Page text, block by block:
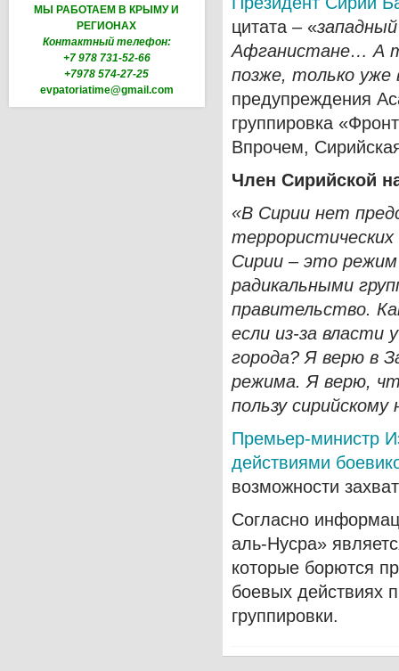
МЫ РАБОТАЕМ В КРЫМУ И
РЕГИОНАХ
Контактный телефон:
+7 978 731-52-66
+7978 574-27-25
evpatoriatime@gmail.com
цитата – «
Афганистане… А
позже, только
предупреждения
группировка
Впрочем,
Член Сирийской
«В Сирии нет
Сирии – это
радикальными
правительство.
если из-за
города? Я верю в
режима. Я верю,
пользу сирийскому
Премьер-министр
действиями
возможности
Согласно
аль-Нусра»
которые борются
боевых действиях
группировки.